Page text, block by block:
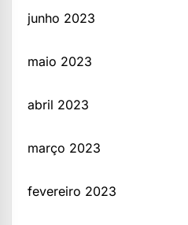
junho 2023
maio 2023
abril 2023
março 2023
fevereiro 2023